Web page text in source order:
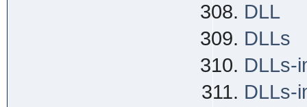
DLL
DLLs
DLLs-
DLLs-